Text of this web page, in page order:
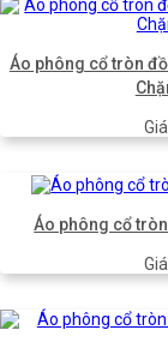
Áo phông cổ tròn
Áo phông cổ